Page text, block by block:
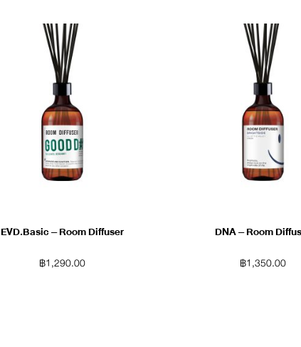
EVD.Basic – Room Diffuser
฿1,290.00
DNA – Room
฿1,350.00